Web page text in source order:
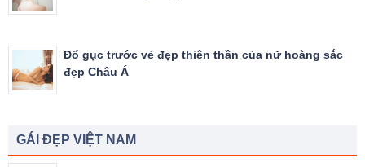
Đổ gục trước vẻ đẹp thiên thần của nữ hoàng sắc
đẹp Châu Á
GÁI ĐẸP VIỆT NAM